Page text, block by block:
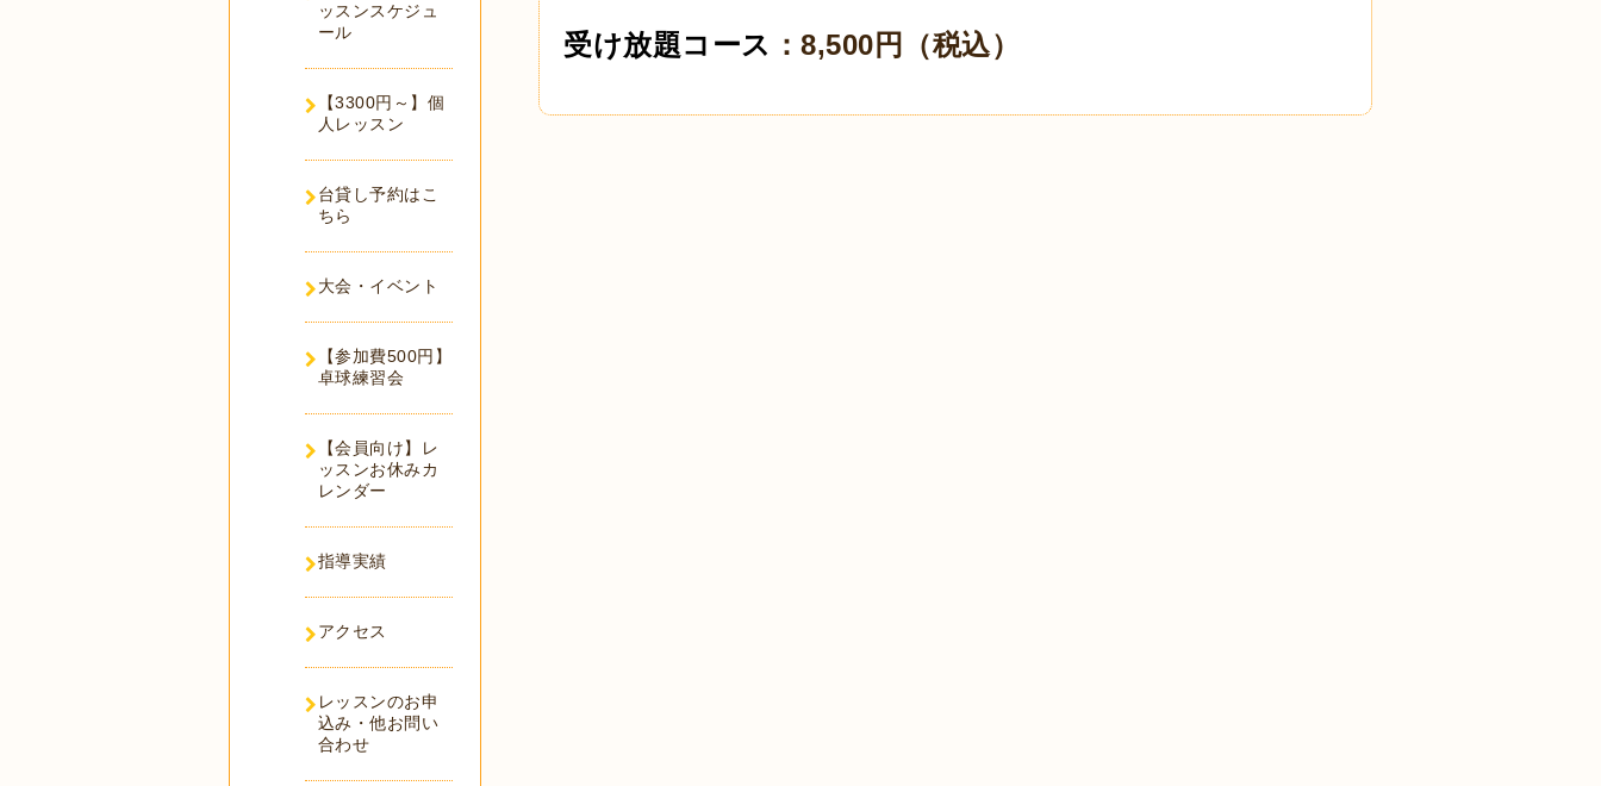
受け放題コース ：8,500円（税込）
ッスンスケジュ
ール
【3300円～】個
人レッスン
台貸し予約はこ
ちら
大会・イベント
【参加費500円】
卓球練習会
【会員向け】レ
ッスンお休みカ
レンダー
指導実績
アクセス
レッスンのお申
込み・他お問い
合わせ